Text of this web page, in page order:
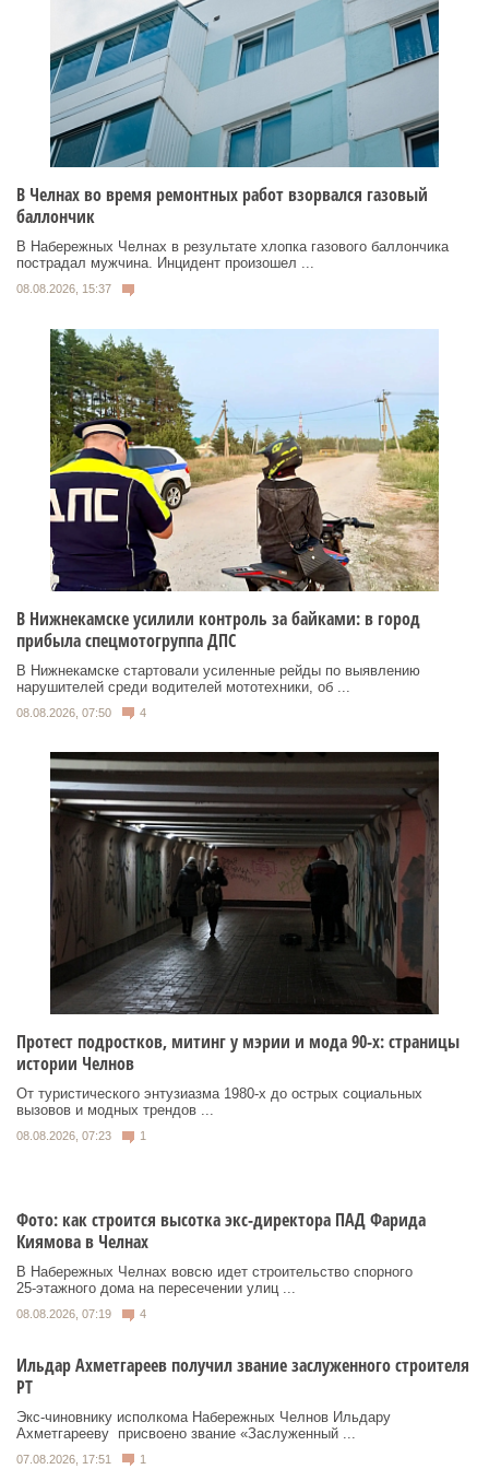
В Челнах во время ремонтных работ взорвался газовый
баллончик
В Набережных Челнах в результате хлопка газового баллончика
пострадал мужчина. Инцидент произошел ...
08.08.2026, 15:37
В Нижнекамске усилили контроль за байками: в город
прибыла спецмотогруппа ДПС
В Нижнекамске стартовали усиленные рейды по выявлению
нарушителей среди водителей мототехники, об ...
08.08.2026, 07:50 4
Протест подростков, митинг у мэрии и мода 90-х: страницы
истории Челнов
От туристического энтузиазма 1980‑х до острых социальных
вызовов и модных трендов ...
08.08.2026, 07:23 1
Фото: как строится высотка экс-директора ПАД Фарида
Киямова в Челнах
В Набережных Челнах вовсю идет строительство спорного
25‑этажного дома на пересечении улиц ...
08.08.2026, 07:19 4
Ильдар Ахметгареев получил звание заслуженного строителя
РТ
Экс‑чиновнику исполкома Набережных Челнов Ильдару
Ахметгарееву присвоено звание «Заслуженный ...
07.08.2026, 17:51 1